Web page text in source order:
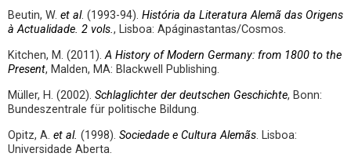
Beutin, W. et al. (1993-94). História da Literatura Alemã das Origens
à Actualidade. 2 vols., Lisboa: Apáginastantas/Cosmos.
Kitchen, M. (2011).A History of Modern Germany: from 1800 to the
Present, Malden, MA: Blackwell Publishing.
Müller, H. (2002). Schlaglichter der deutschen Geschichte, Bonn:
Bundeszentrale für politische Bildung.
Opitz, A. et al. (1998). Sociedade e Cultura Alemãs. Lisboa:
Universidade Aberta.